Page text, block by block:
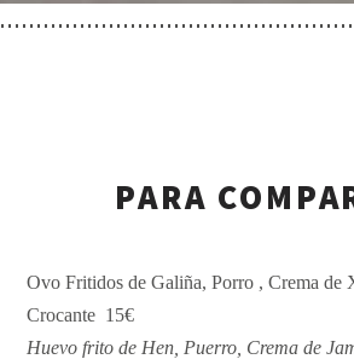
PARA
Ovo Fritidos de Galiña, Porro , Crema de
Crocante 15€
Huevo frito de Hen, Puerro, Crema de